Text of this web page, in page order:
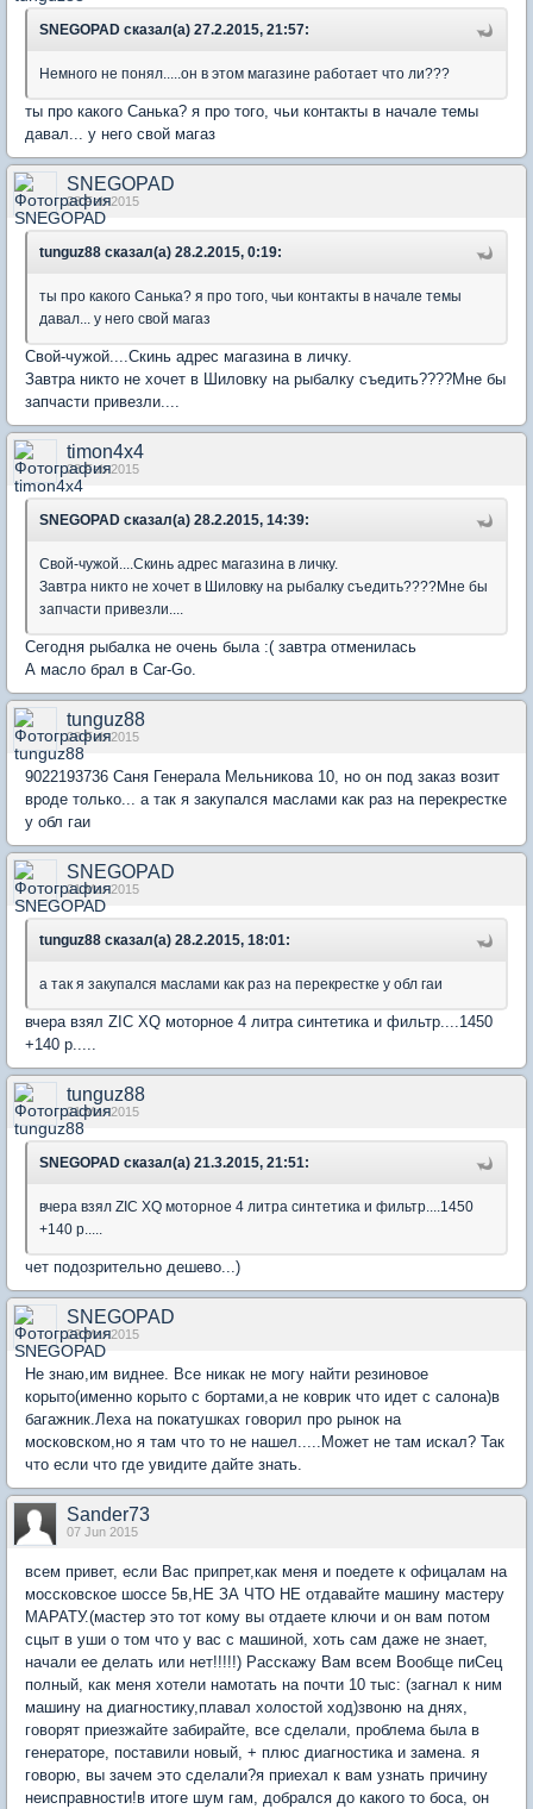
SNEGOPAD сказал(а) 27.2.2015, 21:57:
Немного не понял.....он в этом магазине работает что ли???
ты про какого Санька? я про того, чьи контакты в начале темы
давал... у него свой магаз
SNEGOPAD
28 Feb 2015
tunguz88 сказал(а) 28.2.2015, 0:19:
ты про какого Санька? я про того, чьи контакты в начале темы
давал... у него свой магаз
Свой-чужой....Скинь адрес магазина в личку.
Завтра никто не хочет в Шиловку на рыбалку съедить????Мне бы
запчасти привезли....
timon4x4
28 Feb 2015
SNEGOPAD сказал(а) 28.2.2015, 14:39:
Свой-чужой....Скинь адрес магазина в личку.
Завтра никто не хочет в Шиловку на рыбалку съедить????Мне бы
запчасти привезли....
Сегодня рыбалка не очень была :( завтра отменилась
А масло брал в Сar-Go.
tunguz88
28 Feb 2015
9022193736 Саня Генерала Мельникова 10, но он под заказ возит
вроде только... а так я закупался маслами как раз на перекрестке
у обл гаи
SNEGOPAD
21 Mar 2015
tunguz88 сказал(а) 28.2.2015, 18:01:
а так я закупался маслами как раз на перекрестке у обл гаи
вчера взял ZIC XQ моторное 4 литра синтетика и фильтр....1450
+140 р.....
tunguz88
21 Mar 2015
SNEGOPAD сказал(а) 21.3.2015, 21:51:
вчера взял ZIC XQ моторное 4 литра синтетика и фильтр....1450
+140 р.....
чет подозрительно дешево...)
SNEGOPAD
22 Mar 2015
Не знаю,им виднее. Все никак не могу найти резиновое
корыто(именно корыто с бортами,а не коврик что идет с салона)в
багажник.Леха на покатушках говорил про рынок на
московском,но я там что то не нашел.....Может не там искал? Так
что если что где увидите дайте знать.
Sander73
07 Jun 2015
всем привет, если Вас припрет,как меня и поедете к офицалам на
моссковское шоссе 5в,НЕ ЗА ЧТО НЕ отдавайте машину мастеру
МАРАТУ.(мастер это тот кому вы отдаете ключи и он вам потом
сцыт в уши о том что у вас с машиной, хоть сам даже не знает,
начали ее делать или нет!!!!!) Расскажу Вам всем Вообще пиСец
полный, как меня хотели намотать на почти 10 тыс: (загнал к ним
машину на диагностику,плавал холостой ход)звоню на днях,
говорят приезжайте забирайте, все сделали, проблема была в
генераторе, поставили новый, + плюс диагностика и замена. я
говорю, вы зачем это сделали?я приехал к вам узнать причину
неисправности!в итоге шум гам, добрался до какого то боса, он